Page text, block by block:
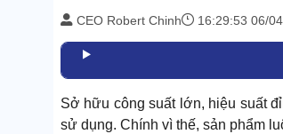
CEO Robert Chinh 16:29:53 06/
Sở hữu công suất lớn, hiệu suất
sử dụng. Chính vì thế, sản phẩm